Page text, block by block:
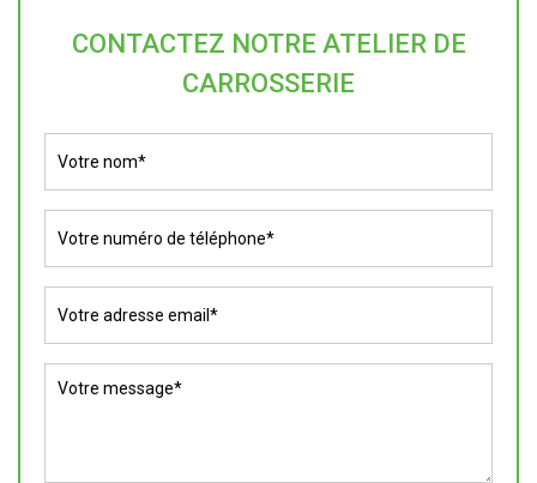
CONTACTEZ NOTRE ATELIER DE
CARROSSERIE